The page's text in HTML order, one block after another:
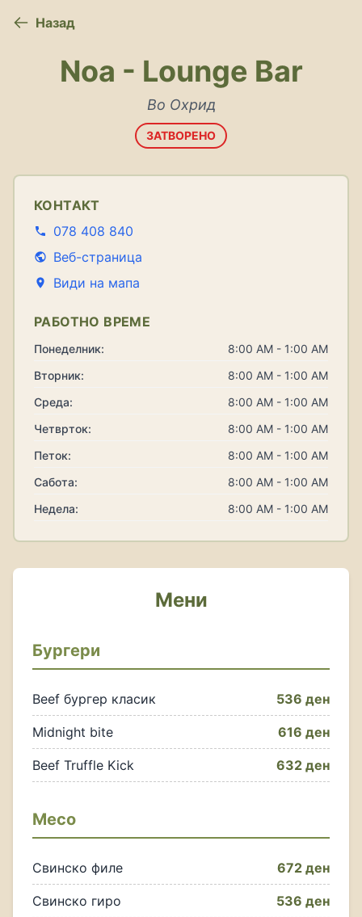
Назад
Noa - Lounge Bar
Во Охрид
ЗАТВОРЕНО
КОНТАКТ
078 408 840
Веб-страница
Види на мапа
РАБОТНО ВРЕМЕ
Понеделник:
8:00 AM - 1:00 AM
Вторник:
8:00 AM - 1:00 AM
Среда:
8:00 AM - 1:00 AM
Четврток:
8:00 AM - 1:00 AM
Петок:
8:00 AM - 1:00 AM
Сабота:
8:00 AM - 1:00 AM
Недела:
8:00 AM - 1:00 AM
Мени
Бургери
Beef бургер класик 536 ден
Midnight bite 616 ден
Beef Truffle Kick 632 ден
Месо
Свинско филе 672 ден
Свинско гиро 536 ден